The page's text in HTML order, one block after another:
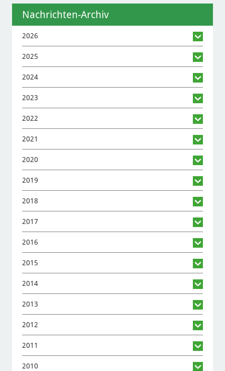
Nachrichten-Archiv
2026
2025
2024
2023
2022
2021
2020
2019
2018
2017
2016
2015
2014
2013
2012
2011
2010